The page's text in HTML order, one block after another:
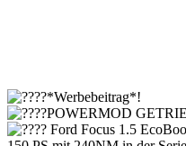
*Werbebeitrag*!
POWERMOD
Ford Focus 1.5